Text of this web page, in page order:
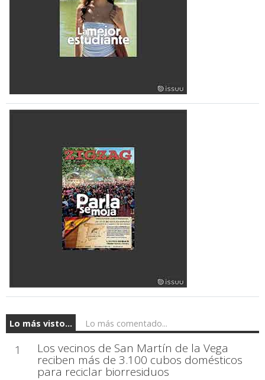
Lo más visto... Lo más comentado...
1 Los vecinos de San Martín de la Vega
reciben más de 3.100 cubos domésticos
para reciclar biorresiduos